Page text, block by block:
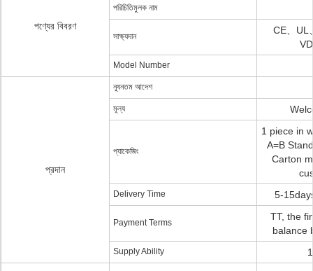
পণ্যের বিবরণ
পরিচিতিমুলক নাম
সাক্ষ্যদান
CE、UL
Model Number
প্রদান
ন্যূনতম আদেশ
মূল্য
প্যাকেজিং
1 piece in
A=B
Carton
Delivery Time 5-
Payment Terms
TT, the
balance
Supply Ability